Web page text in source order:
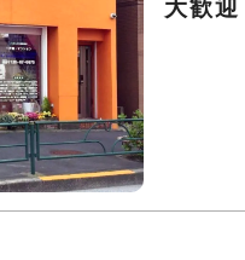
大歓迎